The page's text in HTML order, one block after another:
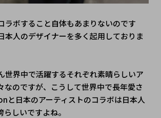
ラボすること自体もあまりないのです
本人のデザイナーを多く起用しておりま
世界中で活躍するそれぞれ素晴らしいア
なのですが、こうして世界中で長年愛さ
と日本のアーティストのコラボは日本人
しいですよね。